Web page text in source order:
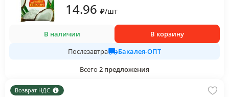
14.96 ₽/шт
В наличии
В корзину
Послезавтра
Бакалея-ОПТ
Всего 2 предложения
Возврат НДС